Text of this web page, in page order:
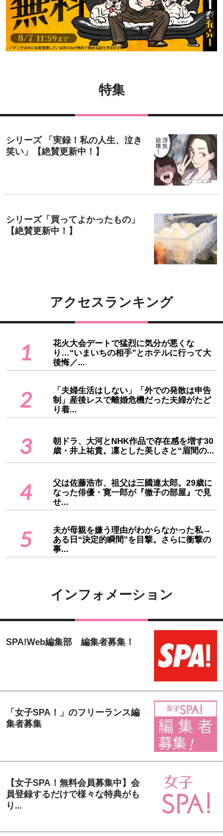
特集
シリーズ 「実録！私の人生、泣き
笑い」【絶賛更新中！】
シリーズ「買ってよかったもの」
【絶賛更新中！】
アクセスランキング
1
花火大会デートで猛烈に気分が悪くな
り…“いまいちの相手”とホテルに行って大
後悔／...
2
「夫婦生活はしない」「外での発散は申告
制」産後レスで離婚危機だった夫婦がたど
り着...
3
朝ドラ、大河とNHK作品で存在感を増す30
歳・井上祐貴。凛とした美しさと“眉間の...
4
父は佐藤浩市、祖父は三國連太郎。29歳に
なった俳優・寛一郎が『徹子の部屋』で見
せ...
5
夫が母親を嫌う理由がわからなかった私→
ある日“決定的瞬間”を目撃。さらに衝撃の
事...
インフォメーション
SPA!Web編集部 編集者募集！
「女子SPA！」のフリーランス編
集者募集
【女子SPA！無料会員募集中】会
員登録するだけで様々な特典がも
り...